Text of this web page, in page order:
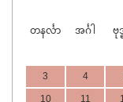
တနင်္လာ အင်္ဂါ ဗု
3 4
10 11